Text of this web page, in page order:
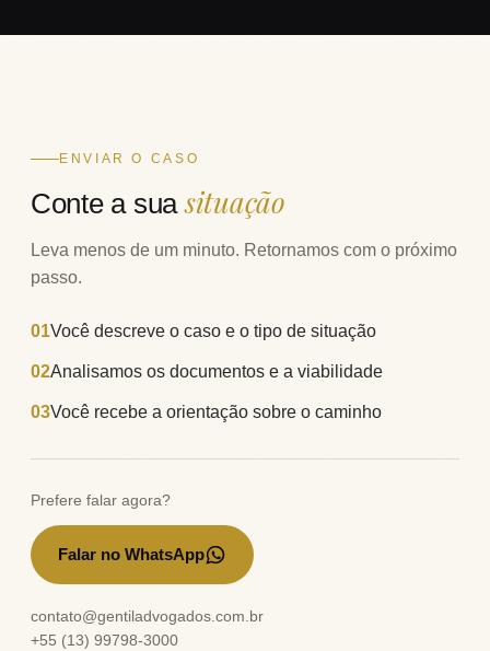
ENVIAR O CASO
Conte a suasituação
Leva menos de um minuto. Retornamos com o próximo
passo.
01Você descreve o caso e o tipo de situação
02Analisamos os documentos e a viabilidade
03Você recebe a orientação sobre o caminho
Prefere falar agora?
Falar no WhatsApp→
contato@gentiladvogados.com.br
+55 (13) 99798-3000